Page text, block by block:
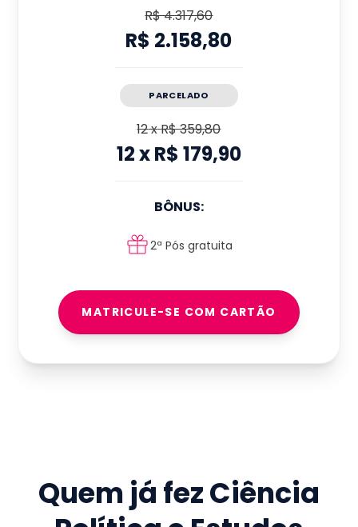
R$ 4.317,60
R$ 2.158,80
PARCELADO
12xR$ 359,80
12xR$ 179,90
BÔNUS:
2ª Pós gratuita
MATRICULE-SE COM CARTÃO
Quem já fezCiência